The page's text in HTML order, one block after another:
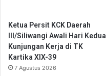
n
d
i
r
Ketua Persit KCK Daerah
III/Siliwangi Awali Hari Kedua
Kunjungan Kerja di TK
Kartika XIX-39
7 Agustus 2026